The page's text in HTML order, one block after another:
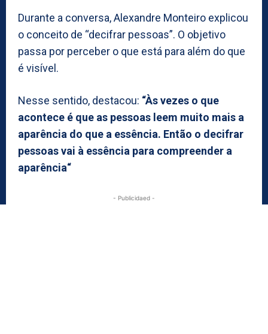
Durante a conversa, Alexandre Monteiro explicou
o conceito de “decifrar pessoas”. O objetivo
passa por perceber o que está para além do que
é visível.
Nesse sentido, destacou: “Às vezes o que
acontece é que as pessoas leem muito mais a
aparência do que a essência. Então o decifrar
pessoas vai à essência para compreender a
aparência“
- Publicidaed -